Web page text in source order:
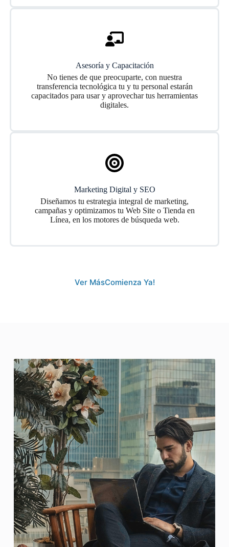
Asesoría y Capacitación
No tienes de que preocuparte, con nuestra
transferencia tecnológica tu y tu personal estarán
capacitados para usar y aprovechar tus herramientas
digitales.
Marketing Digital y SEO
Diseñamos tu estrategia integral de marketing,
campañas y optimizamos tu Web Site o Tienda en
Línea, en los motores de búsqueda web.
Ver MásComienza Ya!